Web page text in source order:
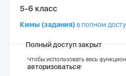
5-6 класс
Кимы (задания) в полном
Полный доступ закрыт
Чтобы использовать весь
авторизоваться!